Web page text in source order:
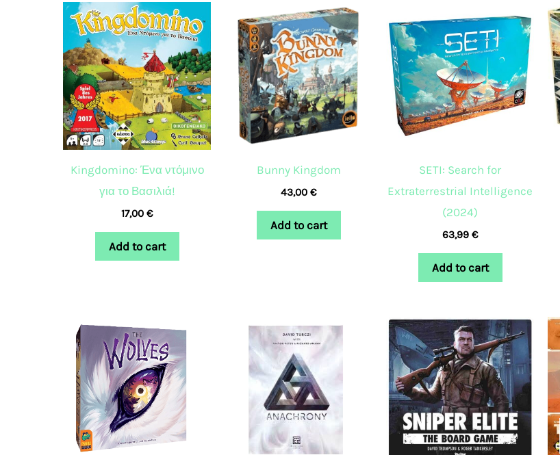
Kingdomino: Ένα ντόμινο
για το Βασιλιά!
17,00 €
Add to cart
Bunny Kingdom
43,00 €
Add to cart
SETI: Search for
Extraterrestrial Intelligence
(2024)
63,99 €
Add to cart